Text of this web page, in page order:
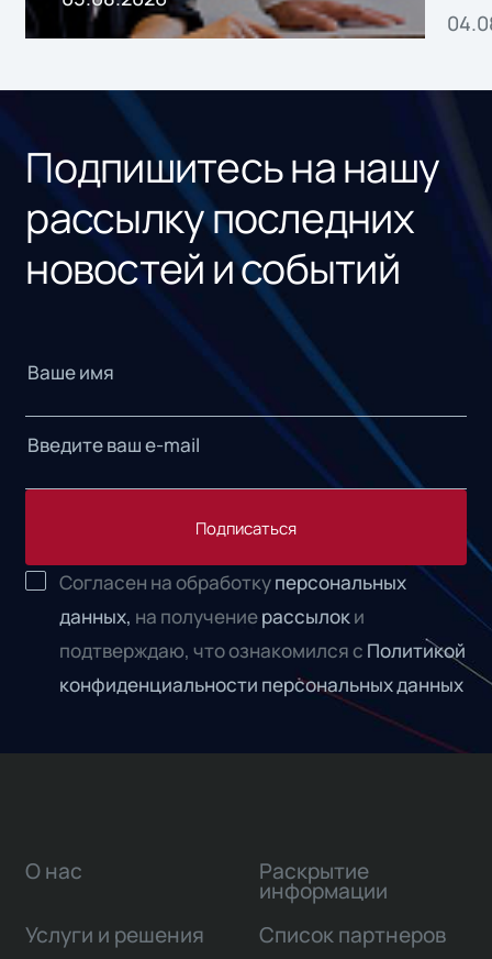
Подпишитесь на нашу
рассылку последних
новостей и событий
Подписаться
Согласен на обработкуперсональных
данных, на получениерассылоки
подтверждаю, что ознакомился с Политикой
конфиденциальности персональных данных
О нас
Услуги и решения
Раскрытие
информации
Список партнеров